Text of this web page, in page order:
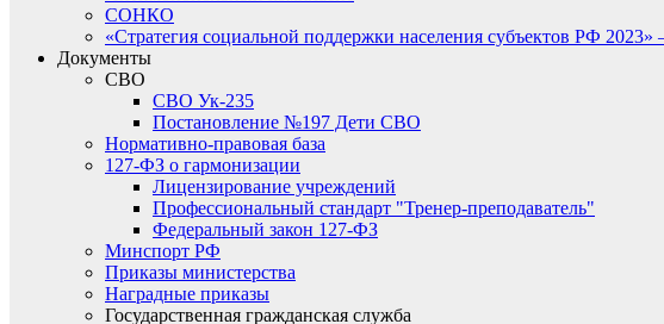
СОНКО
«Стратегия социальной поддержки населения субъектов РФ
Документы
СВО
СВО Ук-235
Постановление №197 Дети СВО
Нормативно-правовая база
127-ФЗ о гармонизации
Лицензирование учреждений
Профессиональный стандарт "Тренер-преподаватель"
Федеральный закон 127-ФЗ
Минспорт РФ
Приказы министерства
Наградные приказы
Государственная гражданская служба